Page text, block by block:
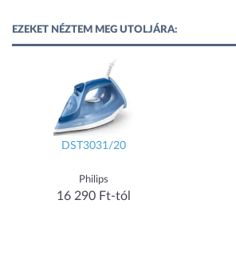
EZEKET NÉZTEM MEG UTOLJÁRA:
DST3031/20
Philips
16 290 Ft-tól